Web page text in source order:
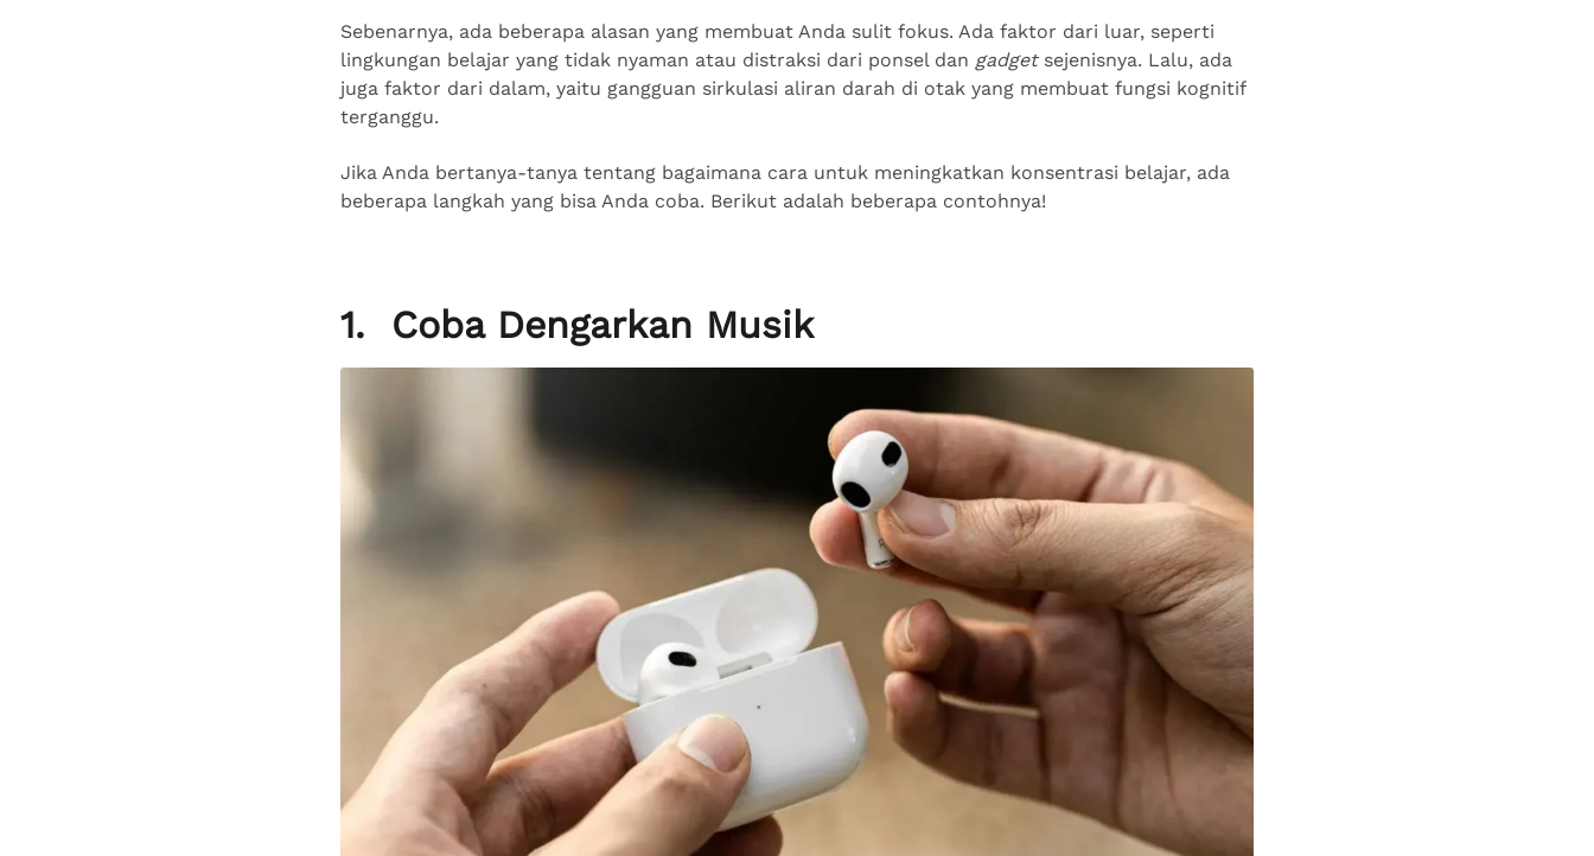
Sebenarnya, ada beberapa alasan yang membuat Anda sulit fokus. Ada faktor dari luar, seperti
lingkungan belajar yang tidak nyaman atau distraksi dari ponsel dan gadgetsejenisnya. Lalu, ada
juga faktor dari dalam, yaitu gangguan sirkulasi aliran darah di otak yang membuat fungsi kognitif
terganggu.
Jika Anda bertanya-tanya tentang bagaimana cara untuk meningkatkan konsentrasi belajar, ada
beberapa langkah yang bisa Anda coba. Berikut adalah beberapa contohnya!
1. Coba Dengarkan Musik